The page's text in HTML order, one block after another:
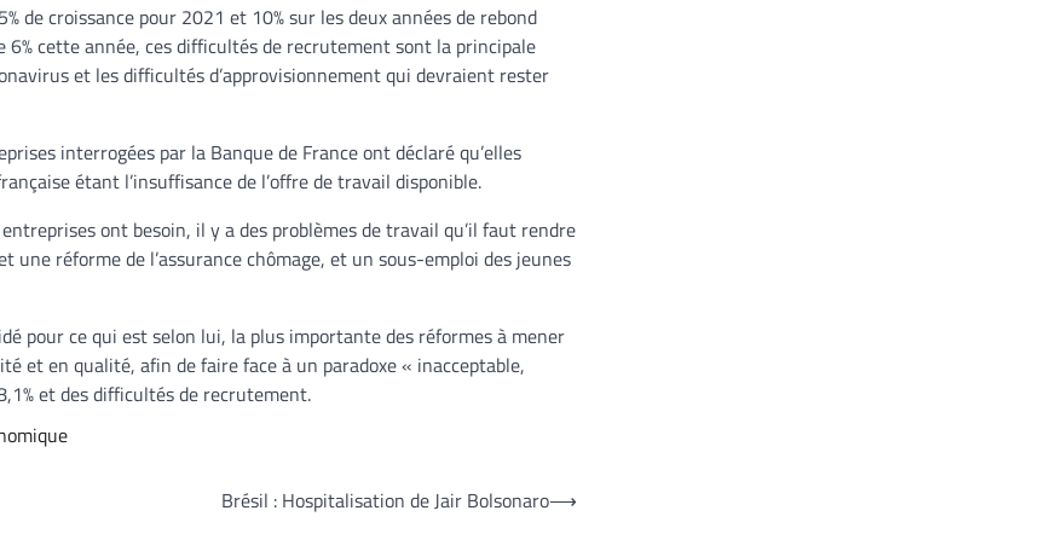
de croissance pour 2021 et 10% sur les deux années de rebond
cette année, ces difficultés de recrutement sont la principale
et les difficultés d’approvisionnement qui devraient rester
interrogées par la Banque de France ont déclaré qu’elles
étant l’insuffisance de l’offre de travail disponible.
ont besoin, il y a des problèmes de travail qu’il faut rendre
réforme de l’assurance chômage, et un sous-emploi des jeunes
pour ce qui est selon lui, la plus importante des réformes à mener
et en qualité, afin de faire face à un paradoxe « inacceptable,
et des difficultés de recrutement.
Brésil : Hospitalisation de Jair Bolsonaro⟶